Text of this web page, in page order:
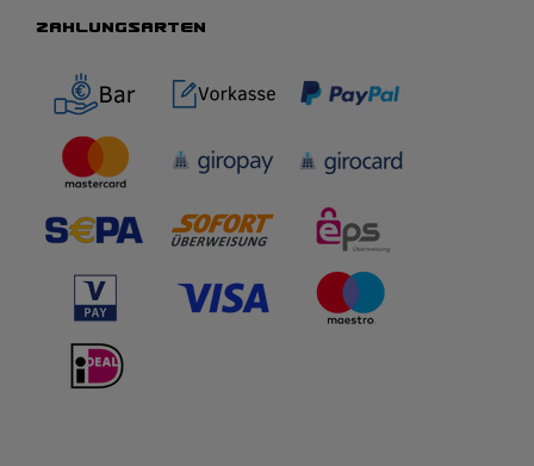
ZAHLUNGSARTEN